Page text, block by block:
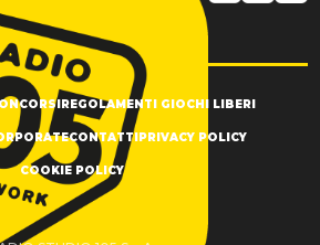
REGOLAMENTI GIOCHI LIBERI
CONTATTIPRIVACY POLICY
COOKIE POLICY